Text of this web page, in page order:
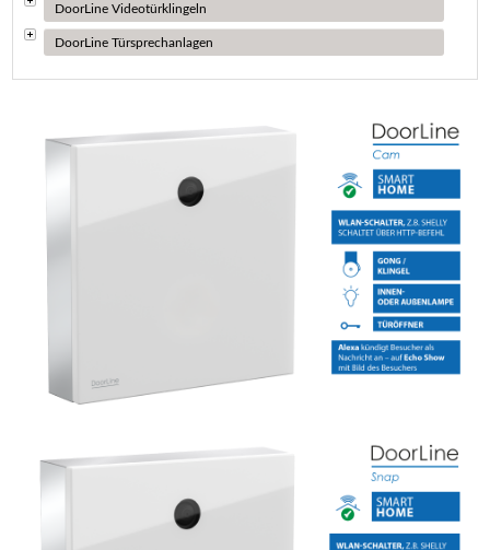
DoorLine Videotürklingeln
DoorLine Türsprechanlagen